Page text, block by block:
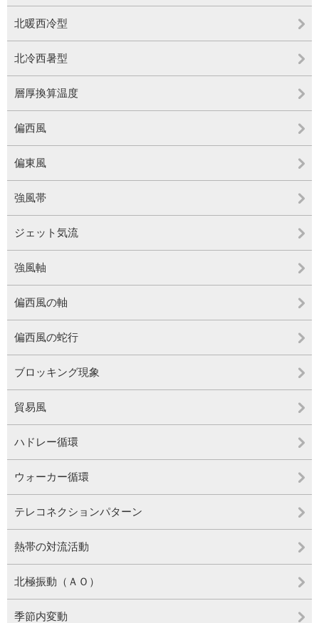
北暖西冷型
北冷西暑型
層厚換算温度
偏西風
偏東風
強風帯
ジェット気流
強風軸
偏西風の軸
偏西風の蛇行
ブロッキング現象
貿易風
ハドレー循環
ウォーカー循環
テレコネクションパターン
熱帯の対流活動
北極振動（ＡＯ）
季節内変動